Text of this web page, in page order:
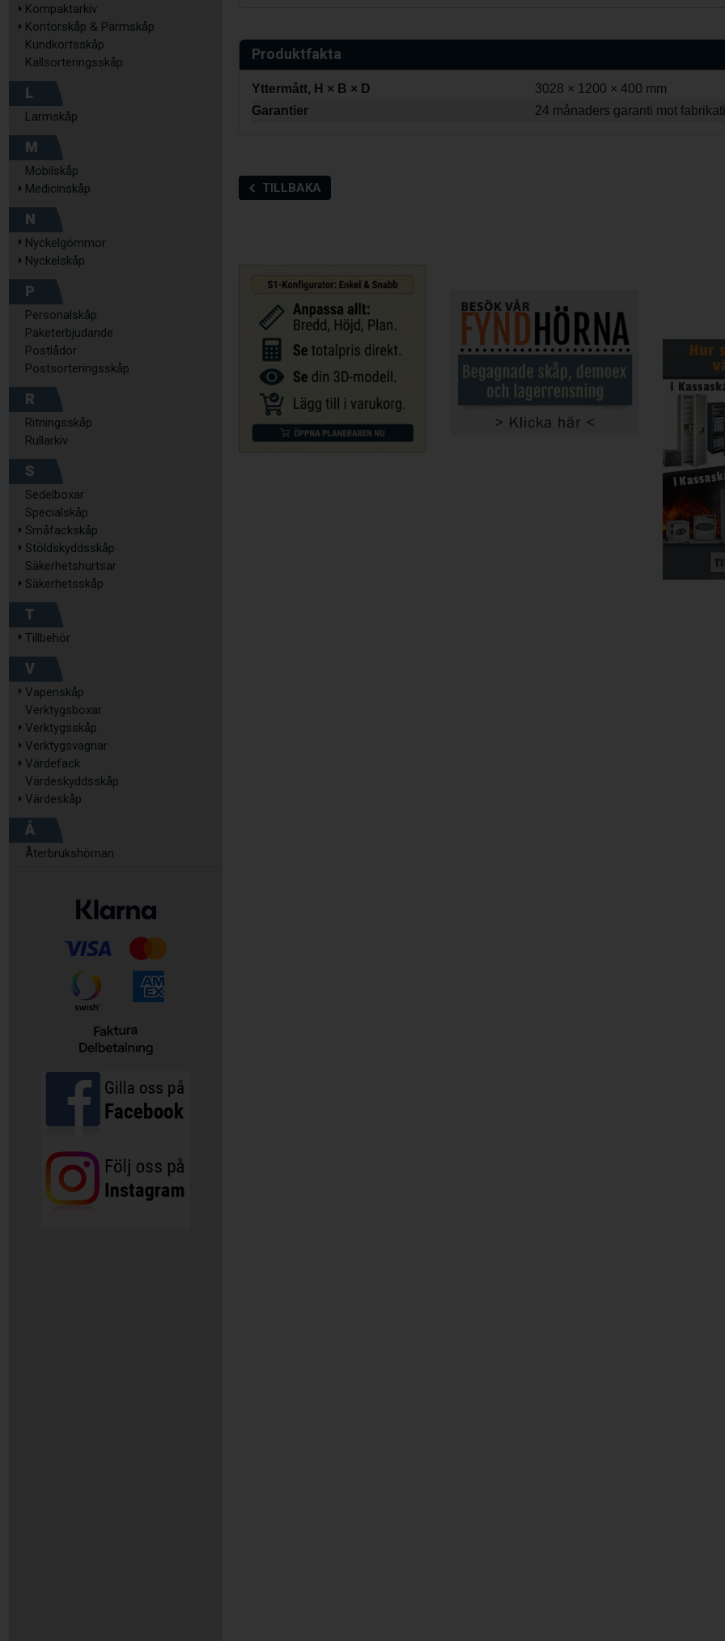
Kompaktarkiv
Kontorskåp & Pärmskåp
Kundkortsskåp
Källsorteringsskåp
L
Larmskåp
M
Mobilskåp
Medicinskåp
N
Nyckelgömmor
Nyckelskåp
P
Personalskåp
Paketerbjudande
Postlådor
Postsorteringsskåp
R
Ritningsskåp
Rullarkiv
S
Sedelboxar
Specialskåp
Småfackskåp
Stöldskyddsskåp
Säkerhetshurtsar
Säkerhetsskåp
T
Tillbehör
V
Vapenskåp
Verktygsboxar
Verktygsskåp
Verktygsvagnar
Värdefack
Värdeskyddsskåp
Värdeskåp
Å
Återbrukshörnan
Produktfakta
Yttermått, H × B × D
3028 × 1200 × 400 mm
Garantier
24 månaders garanti mot
TILLBAKA